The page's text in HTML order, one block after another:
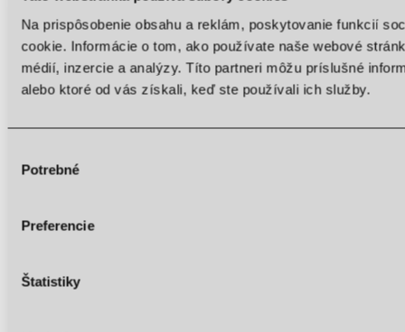
Na prispôsobenie obsahu a reklám, poskytovanie funkcií
cookie. Informácie o tom, ako používate naše webové
médií, inzercie a analýzy. Títo partneri môžu príslušné
alebo ktoré od vás získali, keď ste používali ich služby.
súhlasu
Potrebné
Preferencie
Štatistiky
Highlight links
Highlight headings
Font size